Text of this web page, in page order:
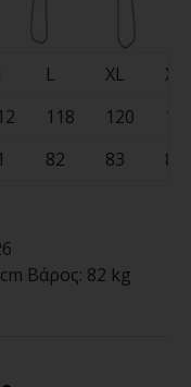
L XL
118 120
82 83 84
Βάρος: 82 kg